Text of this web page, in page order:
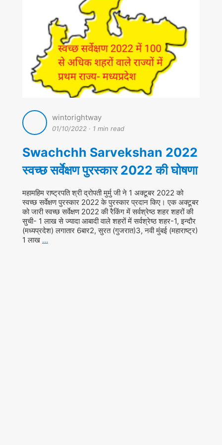
wintorightway
01/10/2022· 1 min read
Swachchh Sarvekshan 2022
स्वच्छ सर्वेक्षण पुरस्कार 2022 की घोषणा
महामहिम राष्ट्रपति श्री द्रोपती मुर्मु जी ने 1 अक्टूबर 2022 को
स्वच्छ सर्वेक्षण पुरस्कार 2022 के पुरस्कार प्रदान किए। एक अक्टूबर
को जारी स्वच्छ सर्वेक्षण 2022 की रैकिंग में सर्वश्रेष्ठ शहर शहरों की
सुची- 1 लाख से ज्यादा आबादी वाले शहरों में सर्वश्रेष्ठ शहर-1, इन्दौर
(मध्यप्रदेश) लगातार 6बार2, सुरत (गुजरात)3, नवी मुंबई (महाराष्ट्र)
1 लाख …